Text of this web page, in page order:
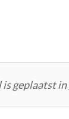
geplaatst in